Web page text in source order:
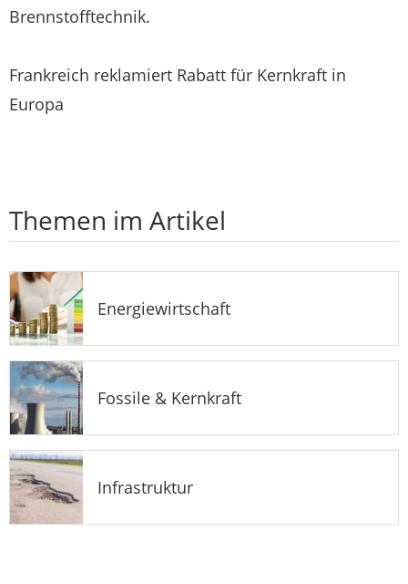
Brennstofftechnik.
Frankreich reklamiert Rabatt für Kernkraft in
Europa
Themen im Artikel
Energiewirtschaft
Fossile & Kernkraft
Infrastruktur